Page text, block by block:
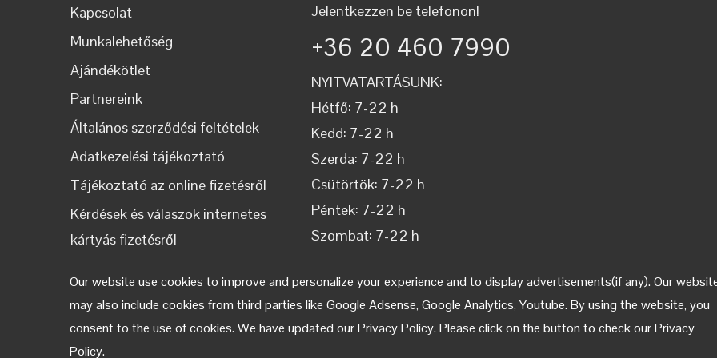
Our website use cookies to improve and personalize your experience and to display advertisements(if any). Our
may also include cookies from third parties like Google Adsense, Google Analytics, Youtube. By using the website, you
consent to the use of cookies. We have updated our Privacy Policy. Please click on the button to check our Privacy
Policy.
Kapcsolat
Munkalehetőség
Ajándékötlet
Partnereink
Általános szerződési feltételek
Adatkezelési tájékoztató
Tájékoztató az online fizetésről
Kérdések és válaszok internetes
kártyás fizetésről
Jelentkezzen be telefonon!
+36 20 460 7990
NYITVATARTÁSUNK:
Hétfő: 7-22 h
Kedd: 7-22 h
Szerda: 7-22 h
Csütörtök: 7-22 h
Péntek: 7-22 h
Szombat: 7-22 h